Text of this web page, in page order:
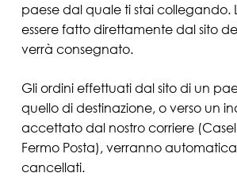
paese dal quale ti stai collegando.
essere fatto direttamente dal sito
verrà consegnato.
Gli ordini effettuati dal sito di un
quello di destinazione, o verso un
accettato dal nostro corriere
Fermo Posta), verranno
cancellati.